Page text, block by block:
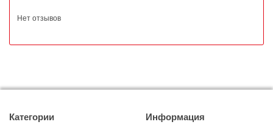
Нет отзывов
Категории Информация